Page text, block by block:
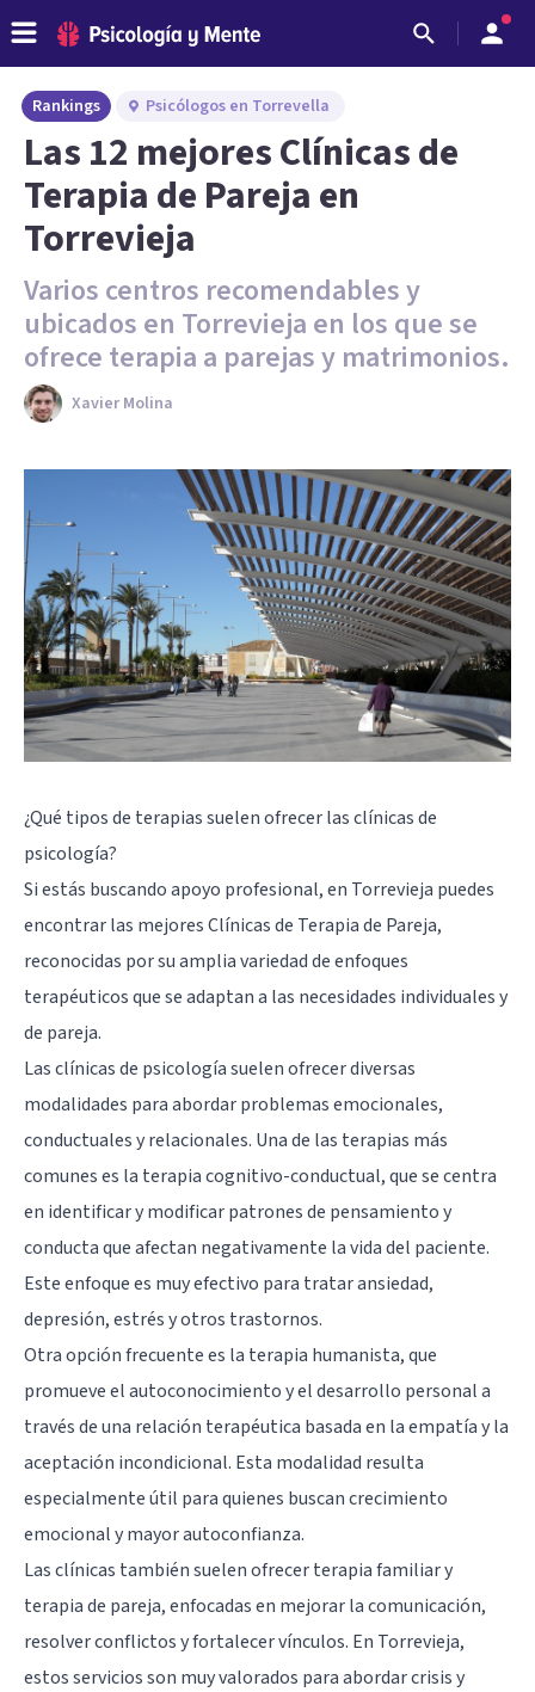
Rankings Psicólogos en Torrevella
Las 12 mejores Clínicas de
Terapia de Pareja en
Torrevieja
Varios centros recomendables y
ubicados en Torrevieja en los que se
ofrece terapia a parejas y matrimonios.
Xavier Molina
¿Qué tipos de terapias suelen ofrecer las clínicas de
psicología?
Si estás buscando apoyo profesional, en Torrevieja puedes
encontrar las mejores Clínicas de Terapia de Pareja,
reconocidas por su amplia variedad de enfoques
terapéuticos que se adaptan a las necesidades individuales y
de pareja.
Las clínicas de psicología suelen ofrecer diversas
modalidades para abordar problemas emocionales,
conductuales y relacionales. Una de las terapias más
comunes es la terapia cognitivo-conductual, que se centra
en identificar y modificar patrones de pensamiento y
conducta que afectan negativamente la vida del paciente.
Este enfoque es muy efectivo para tratar ansiedad,
depresión, estrés y otros trastornos.
Otra opción frecuente es la terapia humanista, que
promueve el autoconocimiento y el desarrollo personal a
través de una relación terapéutica basada en la empatía y la
aceptación incondicional. Esta modalidad resulta
especialmente útil para quienes buscan crecimiento
emocional y mayor autoconfianza.
Las clínicas también suelen ofrecer terapia familiar y
terapia de pareja, enfocadas en mejorar la comunicación,
resolver conflictos y fortalecer vínculos. En Torrevieja,
estos servicios son muy valorados para abordar crisis y